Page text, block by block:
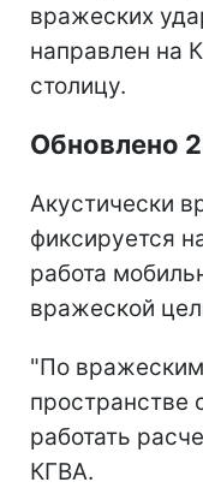
вражеских
направлен на
столицу.
Обновлено
Акустически
фиксируется
работа
вражеской
"По
пространстве
работать
КГВА.